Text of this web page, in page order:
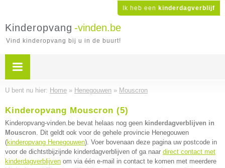
Ik heb een kinderdagverblijf
Kinderopvang -vinden.be
Vind kinderopvang bij u in de buurt!
U bent nu hier: Home » Henegouwen » Mouscron
Kinderopvang Mouscron (5)
Kinderopvang-vinden.be bevat helaas nog geen kinderdagverblijven in
Mouscron. Dit geldt ook voor de gehele provincie Henegouwen
(kinderopvang Henegouwen). Voer bovenaan deze pagina uw postcode in
voor de dichtstbijzijnde kinderdagverblijven of ga naar direct contact met
kinderdagverblijven om via één e-mail in contact te komen met meerdere